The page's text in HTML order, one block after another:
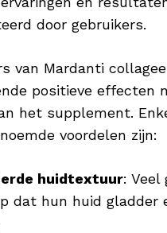
door gebruikers.
van Mardanti
positieve effecten
het supplement.
voordelen zijn:
huidtextuur: Veel
dat hun huid gladder